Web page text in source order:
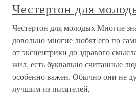
Честертон для
Честертон для молодых Многие
довольно многие любят его по
от эксцентрики до здравого
жил, есть буквально считанные
особенно важен. Обычно они не
лучшим из писателей,